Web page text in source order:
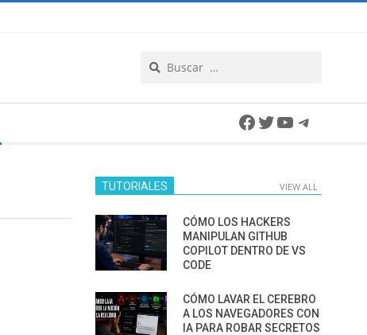
Facebook
Twitter
YouTube
TUTORIALES VIEW ALL
CÓMO LOS HACKERS
MANIPULAN GITHUB
COPILOT DENTRO DE VS
CODE
CÓMO LAVAR EL CEREBRO
A LOS NAVEGADORES CON
IA PARA ROBAR SECRETOS